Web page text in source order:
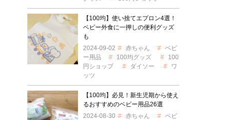
【100均】使い捨てエプロン4選！
ベビー外食に一押しの便利グッズ
も
2024-09-02
赤ちゃん
ベビ
ー用品
100均グッズ
100
円ショップ
ダイソー
ワ
ッツ
【100均】必見！新生児期から使え
るおすすめのベビー用品26選
2024-08-30
赤ちゃん
ベビ